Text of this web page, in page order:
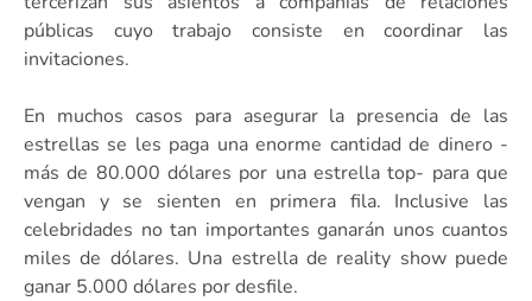
públicas cuyo trabajo consiste en coordinar las
invitaciones.
En muchos casos para asegurar la presencia de las
estrellas se les paga una enorme cantidad de dinero -
más de 80.000 dólares por una estrella top- para que
vengan y se sienten en primera fila. Inclusive las
celebridades no tan importantes ganarán unos cuantos
miles de dólares. Una estrella de reality show puede
ganar 5.000 dólares por desfile.